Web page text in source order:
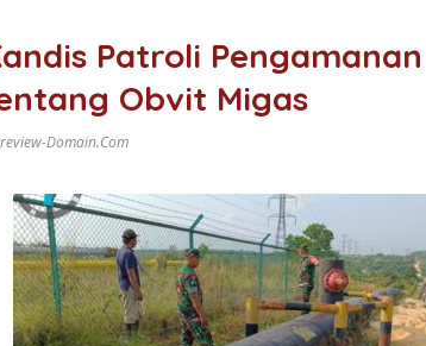
Patroli
Obvit Migas
Domain.com